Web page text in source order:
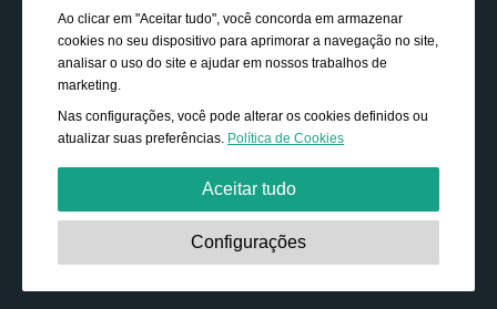
Ao clicar em "Aceitar tudo", você concorda em armazenar
cookies no seu dispositivo para aprimorar a navegação no site,
analisar o uso do site e ajudar em nossos trabalhos de
marketing.
Nas configurações, você pode alterar os cookies definidos ou
atualizar suas preferências. Política de Cookies
Aceitar tudo
Estritamente necessário:
Os cookies são essenciais para
ativar funcionalidades básicas, como navegação,
Configurações